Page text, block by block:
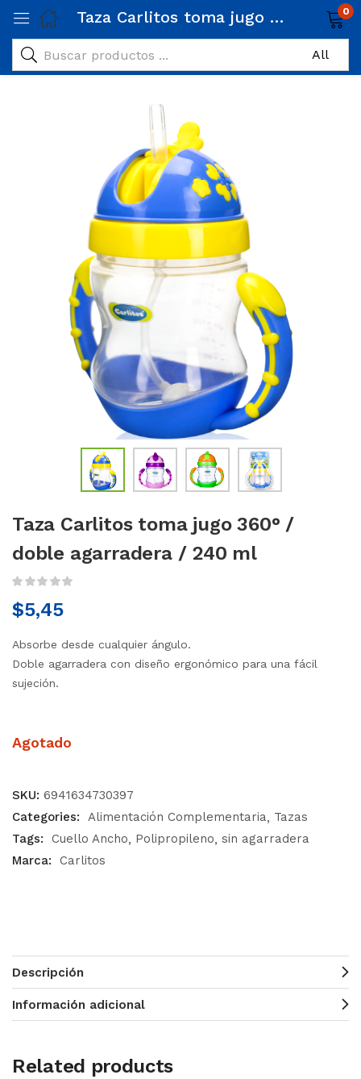
Taza Carlitos toma jugo 360° / doble agarradera / 240 ml 0
Taza Carlitos toma jugo 360° /
doble agarradera / 240 ml
$5,45
Absorbe desde cualquier ángulo.
Doble agarradera con diseño ergonómico para una fácil
sujeción.
Agotado
SKU: 6941634730397
Categories:
Alimentación Complementaria
Tazas
Tags:
Cuello Ancho Polipropileno sin agarradera
Marca:
Carlitos
Descripción
Información adicional
Related products